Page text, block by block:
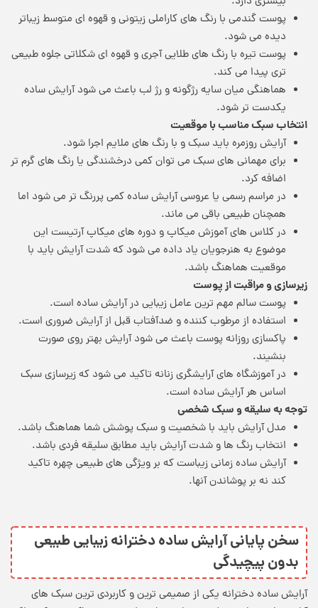
پوست گندمی با رنگ های کاراملی زیتونی و قهوه ای متوسط زیباتر
دیده می شود.
پوست تیره با رنگ های طلایی آجری و قهوه ای شکلاتی جلوه طبیعی
تری پیدا می کند.
هماهنگی میان سایه رژگونه و رژ لب باعث می شود آرایش ساده
یکدست تر شود.
انتخاب سبک مناسب با موقعیت
آرایش روزمره باید سبک و با رنگ های ملایم اجرا شود.
برای مهمانی های سبک می توان کمی درخشندگی یا رنگ های گرم تر
اضافه کرد.
در مراسم رسمی یا عروسی آرایش ساده کمی پررنگ تر می شود اما
همچنان طبیعی باقی می ماند.
در کلاس های آموزش میکاپ و دوره های میکاپ آرتیست این
موضوع به هنرجویان یاد داده می شود که شدت آرایش باید با
موقعیت هماهنگ باشد.
زیرسازی و مراقبت از پوست
پوست سالم مهم ترین عامل زیبایی در آرایش ساده است.
استفاده از مرطوب کننده و ضدآفتاب قبل از آرایش ضروری است.
پاکسازی روزانه پوست باعث می شود آرایش بهتر روی صورت
بنشیند.
در آموزشگاه های آرایشگری زنانه تاکید می شود که زیرسازی سبک
اساس هر آرایش ساده است.
توجه به سلیقه و سبک شخصی
مدل آرایش باید با شخصیت و سبک پوشش شما هماهنگ باشد.
انتخاب رنگ ها و شدت آرایش باید مطابق سلیقه فردی باشد.
آرایش ساده زمانی زیباست که بر ویژگی های طبیعی چهره تاکید
کند نه بر پوشاندن آنها.
سخن پایانی آرایش ساده دخترانه زیبایی طبیعی
بدون پیچیدگی
آرایش ساده دخترانه یکی از صمیمی ترین و کاربردی ترین سبک های